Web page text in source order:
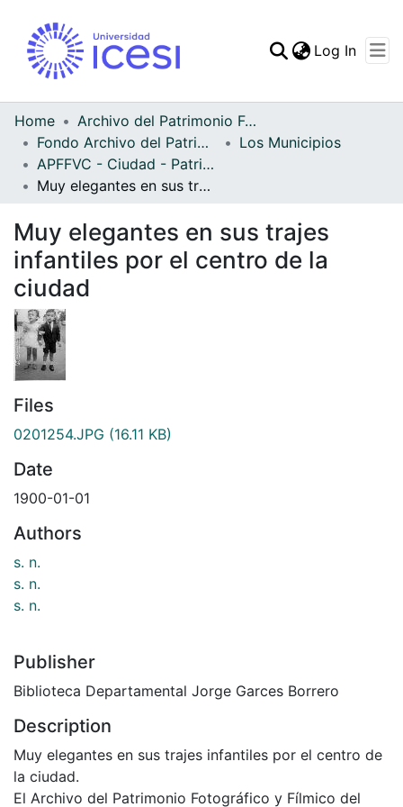
Statistics
Log In
Home
Archivo del Patrimonio Fotográfico y Fílmico del Valle del Cauca
Fondo Archivo del Patrimonio Fotográfico y Fílmico del Valle del Cauca
Los Municipios
APFFVC - Ciudad - Patrimonial
Muy elegantes en sus trajes infantiles por el centro de la ciudad
Muy elegantes en sus trajes
infantiles por el centro de la
ciudad
Files
0201254.JPG (16.11 KB)
Date
1900-01-01
Authors
s. n.
s. n.
s. n.
Publisher
Biblioteca Departamental Jorge Garces Borrero
Description
Muy elegantes en sus trajes infantiles por el centro de
la ciudad.
El Archivo del Patrimonio Fotográfico y Fílmico del